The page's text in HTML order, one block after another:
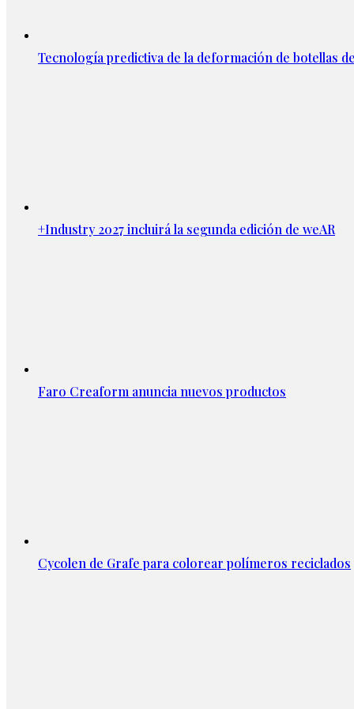
Tecnología predictiva de la deformación de botellas
+Industry 2027 incluirá la segunda edición de weAR
Faro Creaform anuncia nuevos productos
Cycolen de Grafe para colorear polímeros reciclados